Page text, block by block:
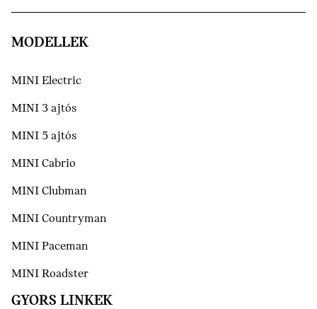
MODELLEK
MINI Electric
MINI 3 ajtós
MINI 5 ajtós
MINI Cabrio
MINI Clubman
MINI Countryman
MINI Paceman
MINI Roadster
GYORS LINKEK